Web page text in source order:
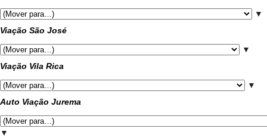
▼
Viação São José
▼
Viação Vila Rica
▼
Auto Viação Jurema
▼